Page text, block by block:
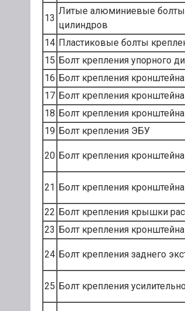
13
Литые алюминиевые болты
цилиндров
14 Пластиковые болты
15 Болт крепления упорного
16 Болт крепления
17 Болт крепления
18 Болт крепления
19 Болт крепления ЭБУ
20 Болт крепления
21 Болт крепления
22 Болт крепления крышки
23 Болт крепления
24 Болт крепления заднего
25 Болт крепления